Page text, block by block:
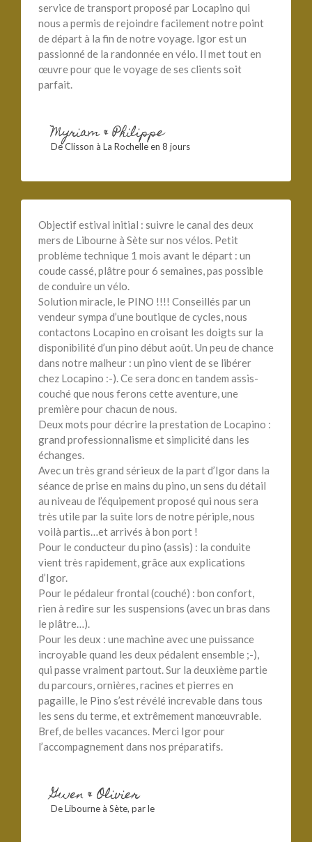
service de transport proposé par Locapino qui
nous a permis de rejoindre facilement notre point
de départ à la fin de notre voyage. Igor est un
passionné de la randonnée en vélo. Il met tout en
œuvre pour que le voyage de ses clients soit
parfait.
Myriam & Philippe
De Clisson à La Rochelle en 8 jours
Objectif estival initial : suivre le canal des deux
mers de Libourne à Sète sur nos vélos. Petit
problème technique 1 mois avant le départ : un
coude cassé, plâtre pour 6 semaines, pas possible
de conduire un vélo.
Solution miracle, le PINO !!!! Conseillés par un
vendeur sympa d’une boutique de cycles, nous
contactons Locapino en croisant les doigts sur la
disponibilité d’un pino début août. Un peu de chance
dans notre malheur : un pino vient de se libérer
chez Locapino :-). Ce sera donc en tandem assis-
couché que nous ferons cette aventure, une
première pour chacun de nous.
Deux mots pour décrire la prestation de Locapino :
grand professionnalisme et simplicité dans les
échanges.
Avec un très grand sérieux de la part d’Igor dans la
séance de prise en mains du pino, un sens du détail
au niveau de l’équipement proposé qui nous sera
très utile par la suite lors de notre périple, nous
voilà partis…et arrivés à bon port !
Pour le conducteur du pino (assis) : la conduite
vient très rapidement, grâce aux explications
d’Igor.
Pour le pédaleur frontal (couché) : bon confort,
rien à redire sur les suspensions (avec un bras dans
le plâtre…).
Pour les deux : une machine avec une puissance
incroyable quand les deux pédalent ensemble ;-),
qui passe vraiment partout. Sur la deuxième partie
du parcours, ornières, racines et pierres en
pagaille, le Pino s’est révélé increvable dans tous
les sens du terme, et extrêmement manœuvrable.
Bref, de belles vacances. Merci Igor pour
l’accompagnement dans nos préparatifs.
Gwen & Olivier
De Libourne à Sète, par le